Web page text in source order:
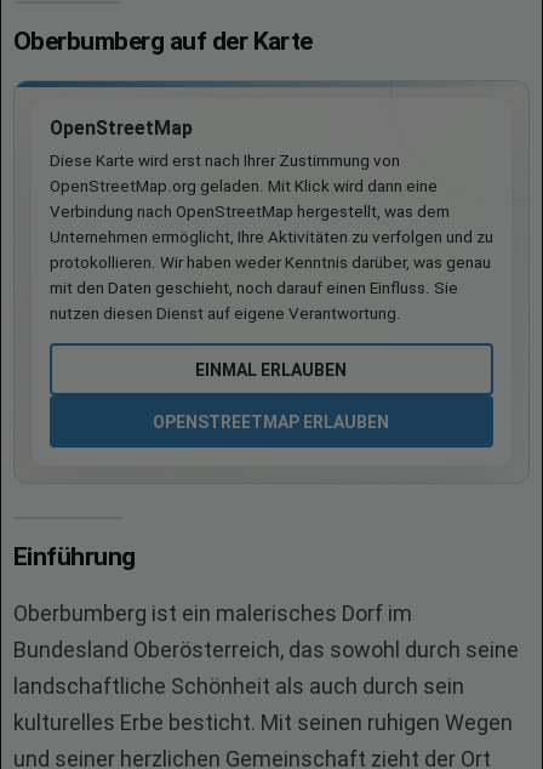
Oberbumberg auf der Karte
OpenStreetMap
Diese Karte wird erst nach Ihrer Zustimmung von
OpenStreetMap.org geladen. Mit Klick wird dann eine
Verbindung nach OpenStreetMap hergestellt, was dem
Unternehmen ermöglicht, Ihre Aktivitäten zu verfolgen und zu
protokollieren. Wir haben weder Kenntnis darüber, was genau
mit den Daten geschieht, noch darauf einen Einfluss. Sie
nutzen diesen Dienst auf eigene Verantwortung.
EINMAL ERLAUBEN
OPENSTREETMAP ERLAUBEN
Einführung
Oberbumberg ist ein malerisches Dorf im
Bundesland Oberösterreich, das sowohl durch seine
landschaftliche Schönheit als auch durch sein
kulturelles Erbe besticht. Mit seinen ruhigen Wegen
und seiner herzlichen Gemeinschaft zieht der Ort